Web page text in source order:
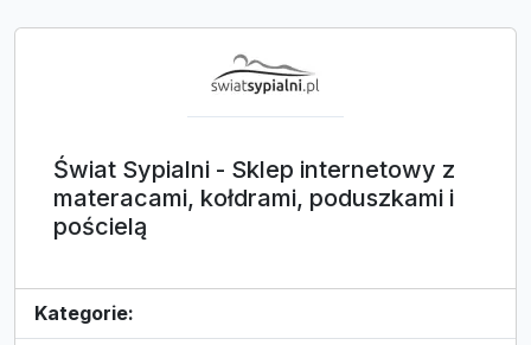
Świat Sypialni - Sklep internetowy z
materacami, kołdrami, poduszkami i
pościelą
Kategorie: